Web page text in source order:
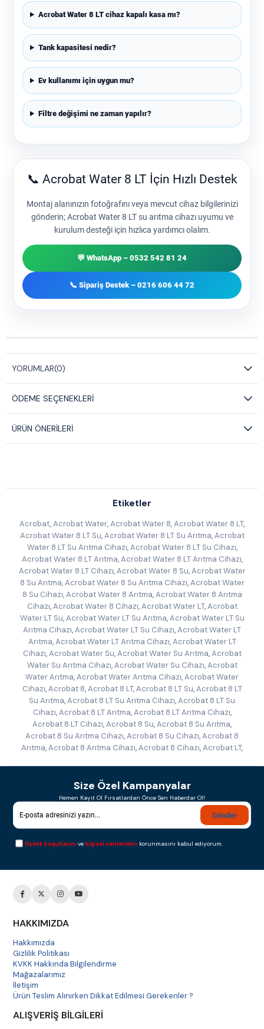
Acrobat Water 8 LT cihaz kapalı kasa mı?
Tank kapasitesi nedir?
Ev kullanımı için uygun mu?
Filtre değişimi ne zaman yapılır?
📞 Acrobat Water 8 LT İçin Hızlı Destek
Montaj alanınızın fotoğrafını veya mevcut cihaz bilgilerinizi
gönderin; Acrobat Water 8 LT su arıtma cihazı uyumu ve
kurulum desteği için hızlıca yardımcı olalım.
💬 WhatsApp – 0532 542 81 24
📞 Sipariş Destek – 0216 606 44 72
YORUMLAR(0)
ÖDEME SEÇENEKLERI
ÜRÜN ÖNERILERI
Etiketler
Acrobat,Acrobat Water,Acrobat Water 8,Acrobat Water 8 LT,
Acrobat Water 8 LT Su, Acrobat Water 8 LT Su Arıtma, Acrobat
Water 8 LT Su Arıtma Cihazı, Acrobat Water 8 LT Su Cihazı,
Acrobat Water 8 LT Arıtma, Acrobat Water 8 LT Arıtma Cihazı,
Acrobat Water 8 LT Cihazı, Acrobat Water 8 Su, Acrobat Water
8 Su Arıtma, Acrobat Water 8 Su Arıtma Cihazı, Acrobat Water
8 Su Cihazı, Acrobat Water 8 Arıtma, Acrobat Water 8 Arıtma
Cihazı, Acrobat Water 8 Cihazı, Acrobat Water LT, Acrobat
Water LT Su, Acrobat Water LT Su Arıtma, Acrobat Water LT Su
Arıtma Cihazı,Acrobat Water LT Su Cihazı,Acrobat Water LT
Arıtma, Acrobat Water LT Arıtma Cihazı, Acrobat Water LT
Cihazı, Acrobat Water Su, Acrobat Water Su Arıtma, Acrobat
Water Su Arıtma Cihazı, Acrobat Water Su Cihazı, Acrobat
Water Arıtma,Acrobat Water Arıtma Cihazı,Acrobat Water
Cihazı, Acrobat 8, Acrobat 8 LT, Acrobat 8 LT Su, Acrobat 8 LT
Su Arıtma,Acrobat 8 LT Su Arıtma Cihazı,Acrobat 8 LT Su
Cihazı, Acrobat 8 LT Arıtma, Acrobat 8 LT Arıtma Cihazı,
Acrobat 8 LT Cihazı,Acrobat 8 Su,Acrobat 8 Su Arıtma,
Acrobat 8 Su Arıtma Cihazı,Acrobat 8 Su Cihazı,Acrobat 8
Arıtma,Acrobat 8 Arıtma Cihazı,Acrobat 8 Cihazı,Acrobat LT,
Size Özel Kampanyalar
Hemen Kayıt Ol Fırsatlardan Önce Sen Haberdar Ol!
Gönder
Üyelik koşullarını vekişisel verilerimin korunmasını kabul ediyorum.
HAKKIMIZDA
Hakkımızda
Gizlilik Politikası
KVKK Hakkında Bilgilendirme
Mağazalarımız
İletişim
Ürün Teslim Alınırken Dikkat Edilmesi Gerekenler ?
ALIŞVERİŞ BİLGİLERİ